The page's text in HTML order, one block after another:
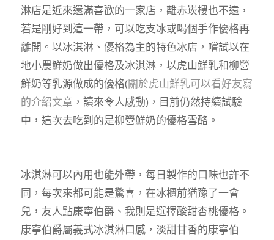
淋店是近來還滿喜歡的一家店，離赤崁樓也不遠，
若是剛好到這一帶，可以吃支冰或喝個手作優格再
離開。以冰淇淋、優格為主的特色冰店，嚐試以在
地小農鮮奶做出優格及冰淇淋，以虎山鮮乳和柳營
鮮奶等乳源做成的優格(關於虎山鮮乳可以看好友寫
的介紹文章 ，讀來令人感動)，目前仍然持續試驗
中，這次去吃到的是柳營鮮奶的優格雪酪。
冰淇淋可以內用也能外帶，每日製作的口味也許不
同，每次來都可能是驚喜，在冰櫃前猶豫了一會
兒，友人點康寧伯爵、我則是選擇酸甜杏桃優格。
康寧伯爵屬義式冰淇淋口感，淡甜甘香的康寧伯